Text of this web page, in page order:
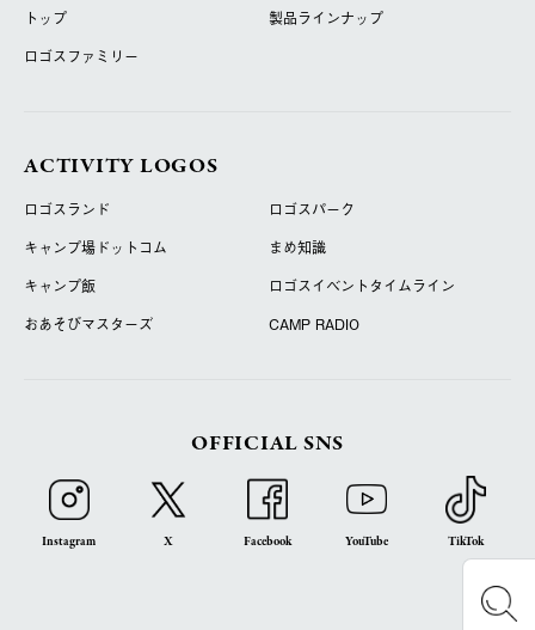
トップ
製品ラインナップ
ロゴスファミリー
ACTIVITY LOGOS
ロゴスランド
ロゴスパーク
キャンプ場ドットコム
まめ知識
キャンプ飯
ロゴスイベントタイムライン
おあそびマスターズ
CAMP RADIO
OFFICIAL SNS
Instagram X Facebook YouTube TikTok